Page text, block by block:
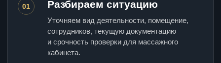
01 Разбираем ситуацию
Уточняем вид деятельности, помещение,
сотрудников, текущую документацию
и срочность проверки для массажного
кабинета.